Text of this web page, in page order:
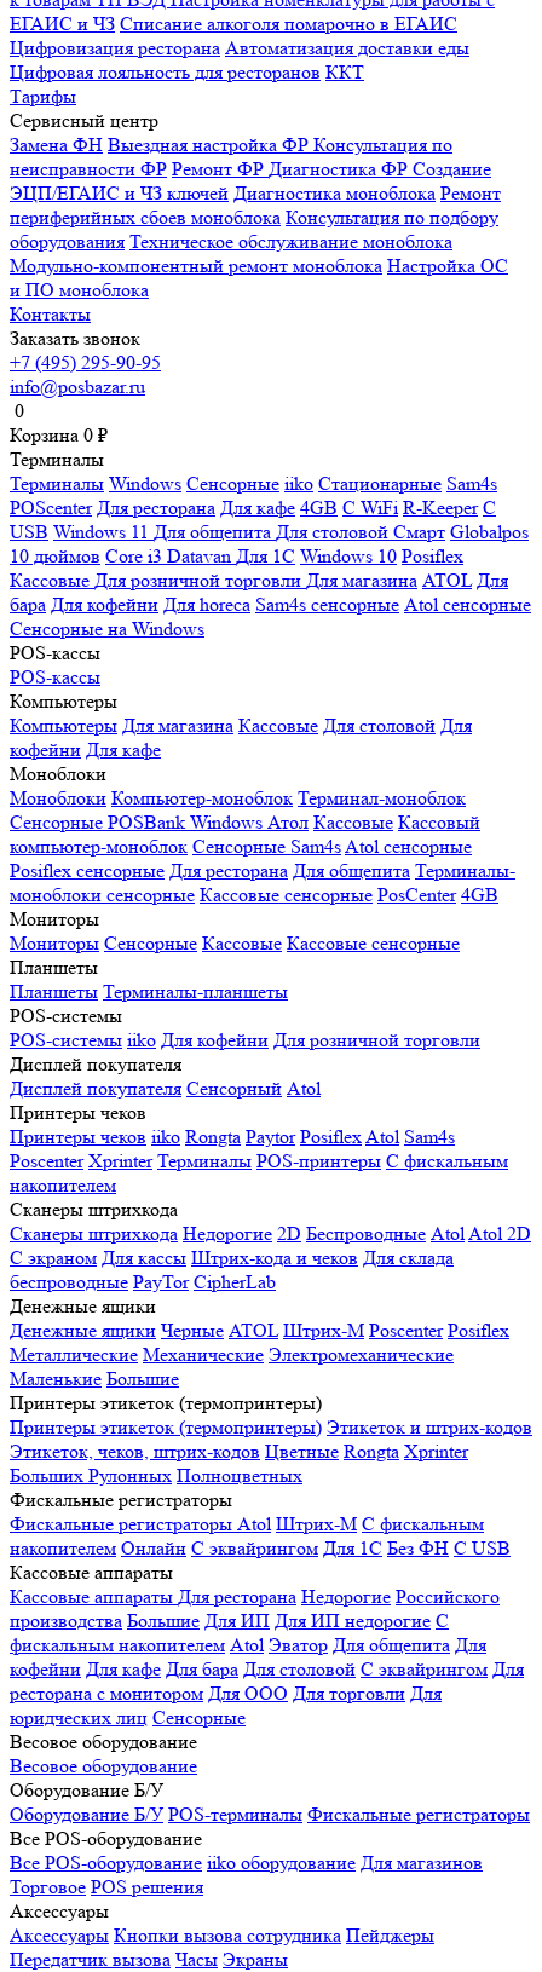
ЕГАИС и ЧЗ Списание алкоголя помарочно в ЕГАИС
Цифровизация ресторана Автоматизация доставки еды
Цифровая лояльность для ресторанов ККТ
Тарифы
Сервисный центр
Замена ФН Выездная настройка ФР Консультация по
неисправности ФР Ремонт ФР Диагностика ФР Создание
ЭЦП/ЕГАИС и ЧЗ ключей Диагностика моноблока Ремонт
периферийных сбоев моноблока Консультация по подбору
оборудования Техническое обслуживание моноблока
Модульно-компонентный ремонт моноблока Настройка ОС
и ПО моноблока
Контакты
Заказать звонок
+7 (495) 295-90-95
info@posbazar.ru
0
Корзина 0 ₽
Терминалы
Терминалы Windows Сенсорные iiko Стационарные Sam4s
POScenter Для ресторана Для кафе 4GB С WiFi R-Keeper С
USB Windows 11 Для общепита Для столовой Смарт Globalpos
10 дюймов Core i3 Datavan Для 1С Windows 10 Posiflex
Кассовые Для розничной торговли Для магазина ATOL Для
бара Для кофейни Для horeca Sam4s сенсорные Atol сенсорные
Сенсорные на Windows
POS-кассы
POS-кассы
Компьютеры
Компьютеры Для магазина Кассовые Для столовой Для
кофейни Для кафе
Моноблоки
Моноблоки Компьютер-моноблок Терминал-моноблок
Сенсорные POSBank Windows Атол Кассовые Кассовый
компьютер-моноблок Сенсорные Sam4sAtol сенсорные
Posiflex сенсорные Для ресторана Для общепита Терминалы-
моноблоки сенсорные Кассовые сенсорные PosCenter 4GB
Мониторы
Мониторы Сенсорные Кассовые Кассовые сенсорные
Планшеты
Планшеты Терминалы-планшеты
POS-системы
POS-системы iiko Для кофейни Для розничной торговли
Дисплей покупателя
Дисплей покупателя Сенсорный Atol
Принтеры чеков
Принтеры чеков iiko Rongta Paytor PosiflexAtol Sam4s
Poscenter Xprinter Терминалы POS-принтеры С фискальным
накопителем
Сканеры штрихкода
Сканеры штрихкода Недорогие 2D Беспроводные AtolAtol 2D
С экраном Для кассы Штрих-кода и чеков Для склада
беспроводные PayTor CipherLab
Денежные ящики
Денежные ящики Черные ATOL Штрих-М Poscenter Posiflex
Металлические Механические Электромеханические
Маленькие Большие
Принтеры этикеток (термопринтеры)
Принтеры этикеток (термопринтеры) Этикеток и штрих-кодов
Этикеток, чеков, штрих-кодов Цветные Rongta Xprinter
Больших Рулонных Полноцветных
Фискальные регистраторы
Фискальные регистраторы Atol Штрих-М С фискальным
накопителем Онлайн С эквайрингом Для 1С Без ФН С USB
Кассовые аппараты
Кассовые аппараты Для ресторана Недорогие Российского
производства Большие Для ИП Для ИП недорогие С
фискальным накопителем Atol Эватор Для общепита Для
кофейни Для кафе Для бара Для столовой С эквайрингом Для
ресторана с монитором Для ООО Для торговли Для
юридческих лиц Сенсорные
Весовое оборудование
Весовое оборудование
Оборудование Б/У
Оборудование Б/У POS-терминалы Фискальные регистраторы
Все POS-оборудование
Все POS-оборудование iiko оборудование Для магазинов
Торговое POS решения
Аксессуары
Аксессуары Кнопки вызова сотрудника Пейджеры
Передатчик вызова Часы Экраны